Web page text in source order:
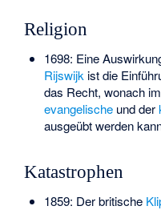
Religion
1698: Eine
Rijswijk ist die
das Recht, wonach
evangelischeund der
ausgeübt werden
Katastrophen
1859: Der britische